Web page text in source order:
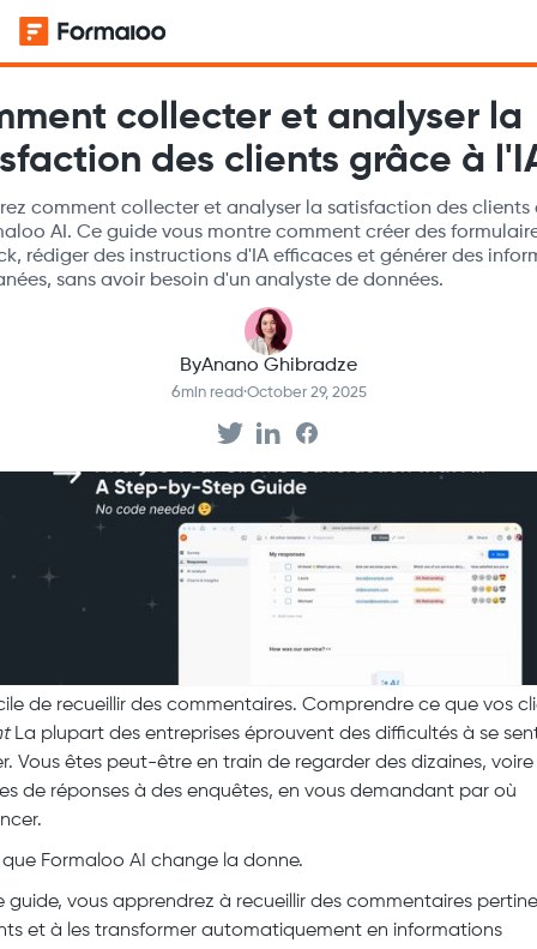
collecter et analyser la
des clients grâce à
comment collecter et analyser la satisfaction des clients
AI. Ce guide vous montre comment créer des
rédiger des instructions d'IA efficaces et générer des
sans avoir besoin d'un analyste de données.
ByAnano Ghibradze
6min read·October 29, 2025
de recueillir des commentaires. Comprendre ce que vos
La plupart des entreprises éprouvent des difficultés à se
Vous êtes peut-être en train de regarder des dizaines, voire
de réponses à des enquêtes, en vous demandant par où
Formaloo AI change la donne.
guide, vous apprendrez à recueillir des commentaires
et à les transformer automatiquement en informations